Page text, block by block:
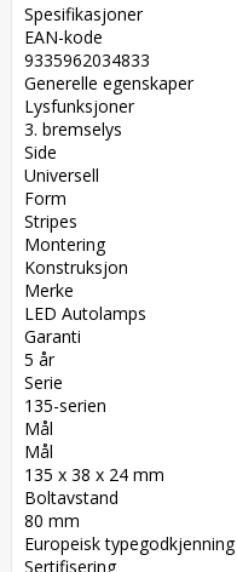
Spesifikasjoner
EAN-kode
9335962034833
Generelle egenskaper
Lysfunksjoner
3. bremselys
Side
Universell
Form
Stripes
Montering
Konstruksjon
Merke
LED Autolamps
Garanti
5 år
Serie
135-serien
Mål
Mål
135 x 38 x 24 mm
Boltavstand
80 mm
Europeisk typegodkjenning
Sertifisering